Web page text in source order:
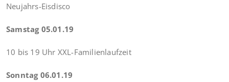
Neujahrs-Eisdisco
Samstag 05.01.19
10 bis 19 Uhr XXL-Familienlaufzeit
Sonntag 06.01.19